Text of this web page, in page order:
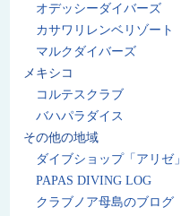
オデッシーダイバーズ
カサワリレンベリゾート
マルクダイバーズ
メキシコ
コルテスクラブ
バハパラダイス
その他の地域
ダイブショップ「アリゼ」
PAPAS DIVING LOG
クラブノア母島のブログ